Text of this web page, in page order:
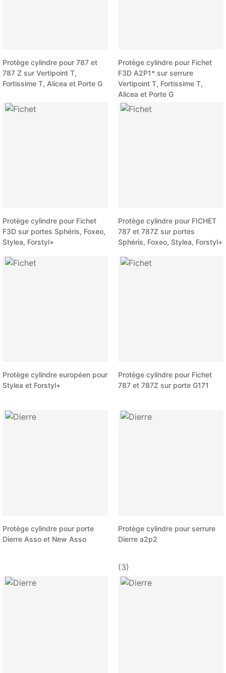
Protège cylindre pour 787 et
787 Z sur Vertipoint T,
Fortissime T, Alicea et Porte G
Protège cylindre pour Fichet
F3D A2P1* sur serrure
Vertipoint T, Fortissime T,
Alicea et Porte G
Protège cylindre pour Fichet
F3D sur portes Sphéris, Foxeo,
Stylea, Forstyl+
Protège cylindre pour FICHET
787 et 787Z sur portes
Sphéris, Foxeo, Stylea, Forstyl+
Protège cylindre européen pour
Stylea et Forstyl+
Protège cylindre pour Fichet
787 et 787Z sur porte G171
Protège cylindre pour porte
Dierre Asso et New Asso
Protège cylindre pour serrure
Dierre a2p2
(3)